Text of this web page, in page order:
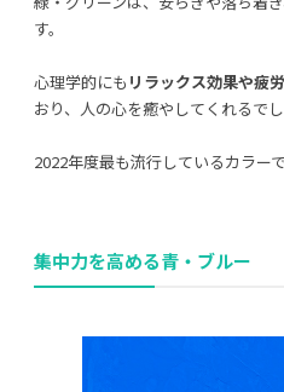
す。
心理学的にも リラックス効果や疲
おり、人の心を癒やしてくれるでし
2022年度最も流行しているカラーで
集中力を高める青・ブルー